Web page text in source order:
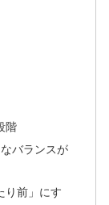
階
バランスが
り前」にす